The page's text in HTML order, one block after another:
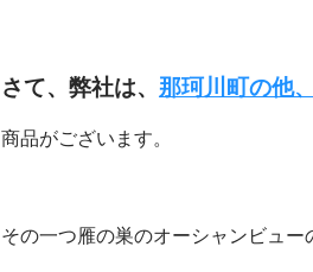
さて、弊社は、 那珂川町の他
商品がございます。
その一つ雁の巣のオーシャンビュー